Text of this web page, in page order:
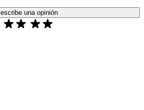
escribe una opinión